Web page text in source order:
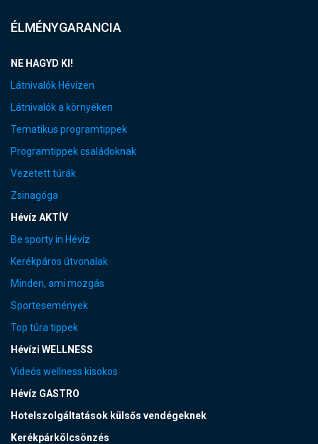
ÉLMÉNYGARANCIA
NE HAGYD KI!
Látnivalók Hévízen
Látnivalók a környéken
Tematikus programtippek
Programtippek családoknak
Vezetett túrák
Zsinagóga
Hévíz AKTÍV
Be sporty in Hévíz
Kerékpáros útvonalak
Minden, ami mozgás
Sportesemények
Top túra tippek
Hévízi WELLNESS
Videós wellness kisokos
Hévíz GASTRO
Hotelszolgáltatások külsős vendégeknek
Kerékpárkölcsönzés